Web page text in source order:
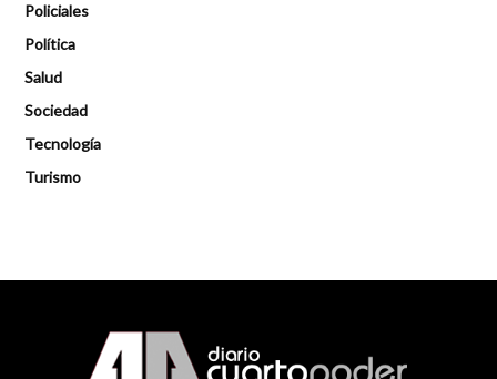
Policiales
Política
Salud
Sociedad
Tecnología
Turismo